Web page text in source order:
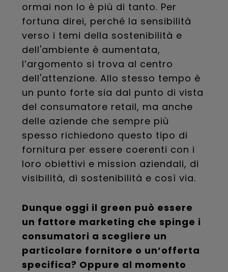
ormai non lo è più di tanto. Per
fortuna direi, perché la sensibilità
verso i temi della sostenibilità e
dell'ambiente è aumentata,
l’argomento si trova al centro
dell'attenzione. Allo stesso tempo è
un punto forte sia dal punto di vista
del consumatore retail, ma anche
delle aziende che sempre più
spesso richiedono questo tipo di
fornitura per essere coerenti con i
loro obiettivi e mission aziendali, di
visibilità, di sostenibilità e così via.
Dunque oggi il green può essere
un fattore marketing che spinge i
consumatori a scegliere un
particolare fornitore o un’offerta
specifica? Oppure al momento